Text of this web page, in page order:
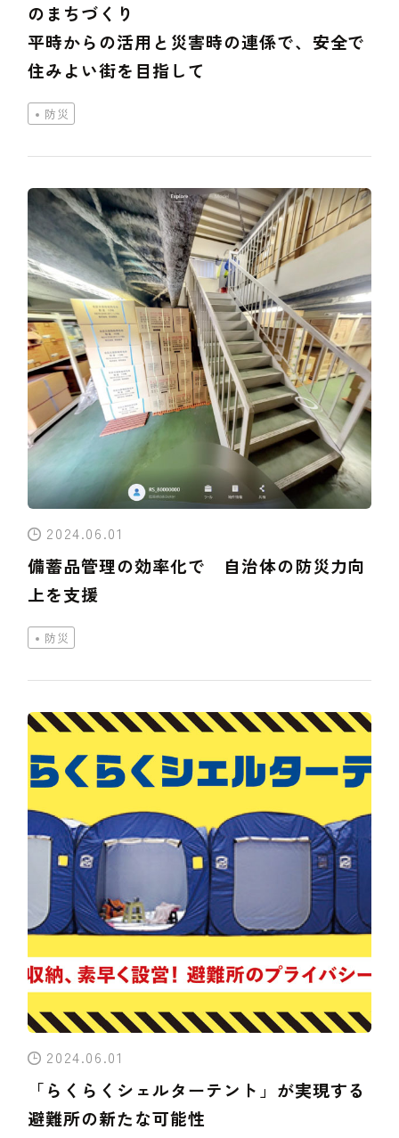
のまちづくり
平時からの活用と災害時の連係で、安全で
住みよい街を目指して
防災
2024.06.01
備蓄品管理の効率化で 自治体の防災力向
上を支援
防災
2024.06.01
「らくらくシェルターテント」が実現する
避難所の新たな可能性